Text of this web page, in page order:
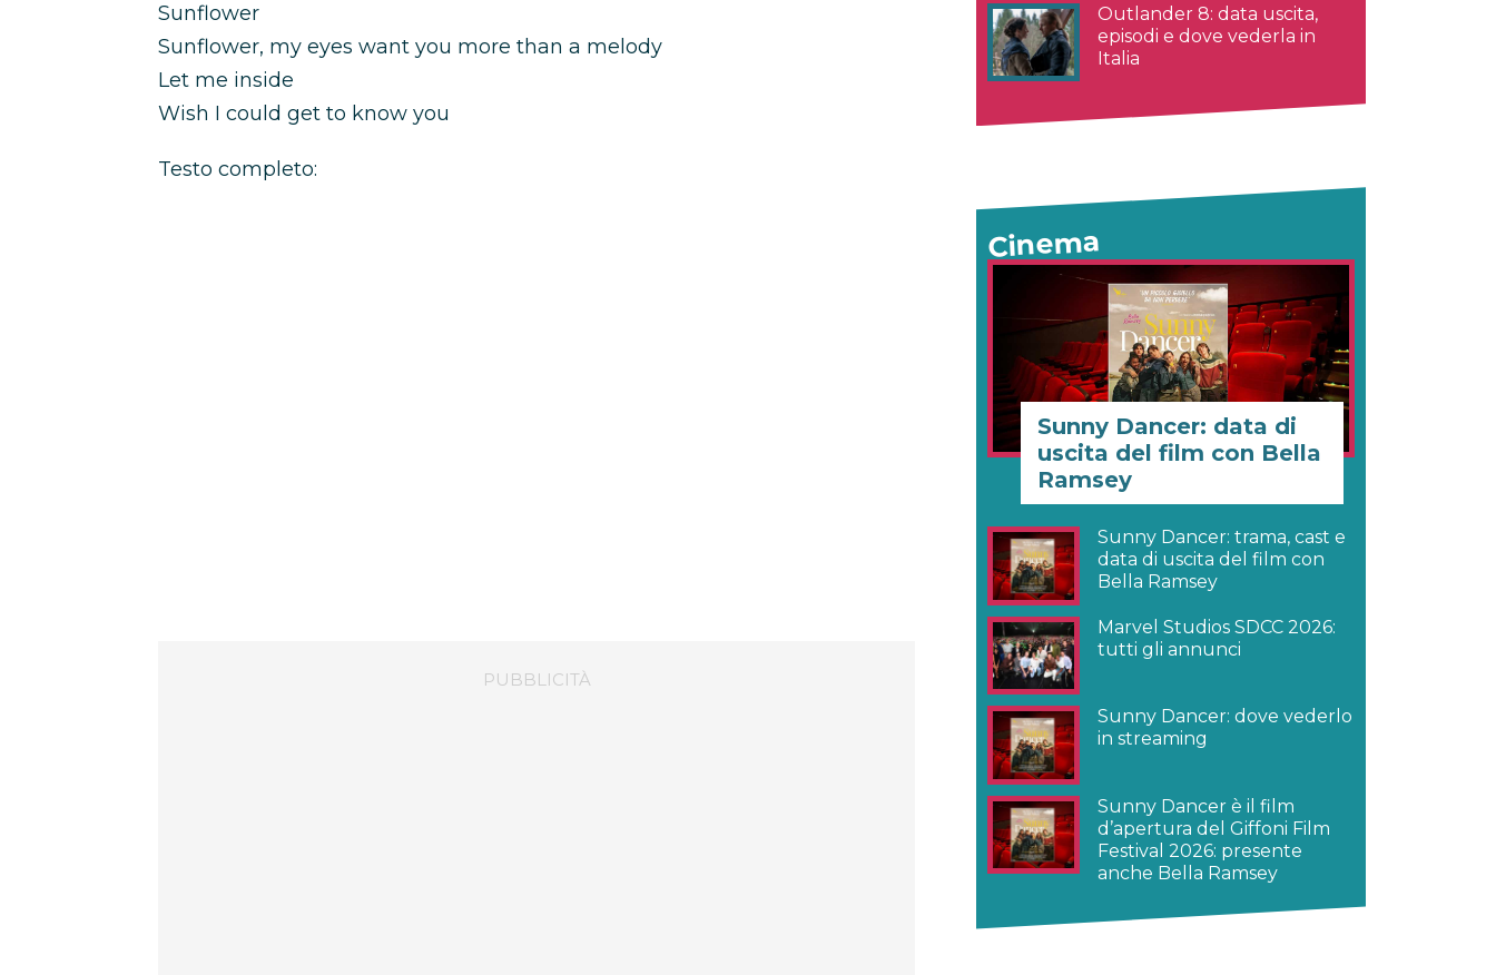
Sunflower
Sunflower, my eyes want you more than a melody
Let me inside
Wish I could get to know you
Testo completo:
Outlander 8: data uscita,
episodi e dove vederla in
Italia
Cinema
Sunny Dancer: data di
uscita del film con Bella
Ramsey
Sunny Dancer: trama, cast e
data di uscita del film con
Bella Ramsey
Marvel Studios SDCC 2026:
tutti gli annunci
Sunny Dancer: dove vederlo
in streaming
Sunny Dancer è il film
d’apertura del Giffoni Film
Festival 2026: presente
anche Bella Ramsey